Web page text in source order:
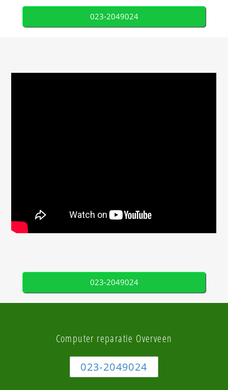
023-2049024
023-2049024
Computer reparatie Overveen
023-2049024